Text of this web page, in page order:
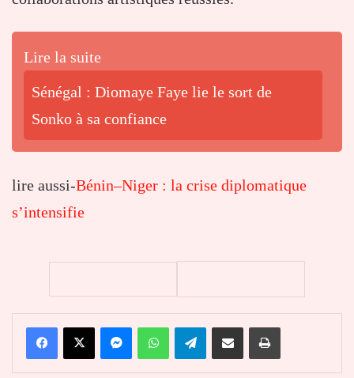
Lire la suite
Sénégal : Diomaye Faye lie le sort de
Sonko à sa confiance
lire aussi-Bénin–Niger : la crise diplomatique
s’intensifie
FacebookX MessengerWhatsAppTelegramPartager par email Imprimer